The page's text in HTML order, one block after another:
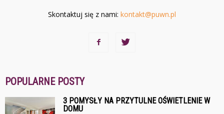
Skontaktuj się z nami: kontakt@puwn.pl
POPULARNE POSTY
3 POMYSŁY NA PRZYTULNE OŚWIETLENIE W
DOMU